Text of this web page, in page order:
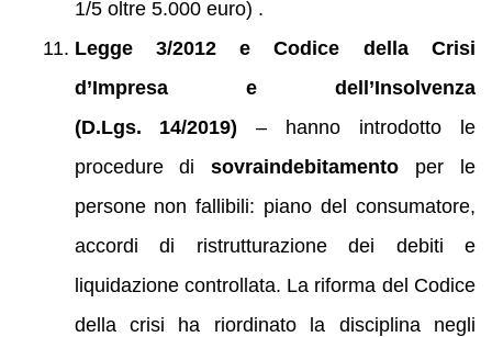
1/5 oltre 5.000 euro) .
Legge 3/2012 e Codice della Crisi
d’Impresa e dell’Insolvenza
(D.Lgs. 14/2019) – hanno introdotto le
procedure disovraindebitamento per le
persone non fallibili: piano del consumatore,
accordi di ristrutturazione dei debiti e
liquidazione controllata. La riforma del Codice
della crisi ha riordinato la disciplina negli